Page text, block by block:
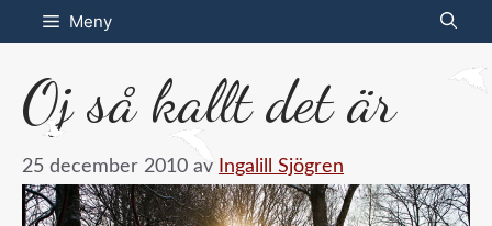
Hoppa
till
innehåll
Meny
Oj så kallt det är
25 december 2010 av Ingalill Sjögren